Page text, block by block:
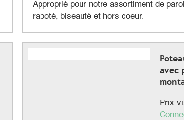
Approprié pour notre assortiment de
raboté, biseauté et hors coeur.
avec
Prix